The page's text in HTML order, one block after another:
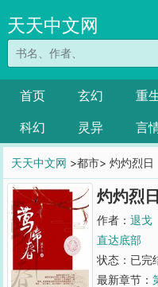
天天中文网
首页 玄幻 重
科幻
灵异 言
天天中文网 >都市> 灼灼烈日
灼灼烈日
作者： 退戈
直达底部
状态：已完
最新章节：